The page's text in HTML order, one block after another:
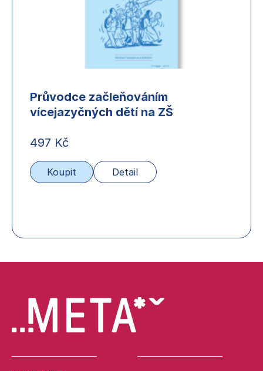
Průvodce začleňováním
vícejazyčných dětí na ZŠ
497 Kč
Koupit Detail